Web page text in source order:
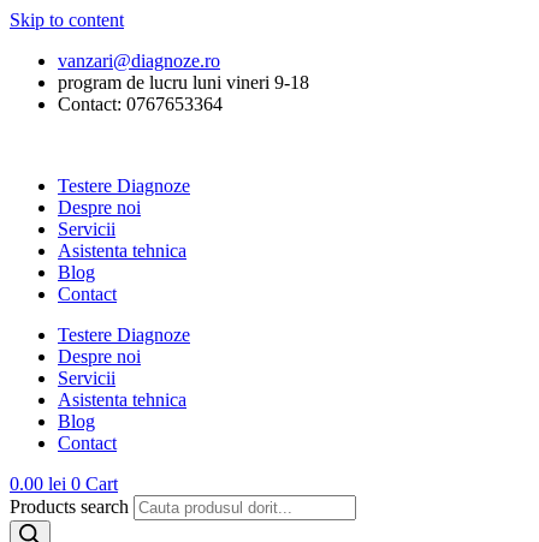
Skip to content
vanzari@diagnoze.ro
program de lucru luni vineri 9-18
Contact: 0767653364
Testere Diagnoze
Despre noi
Servicii
Asistenta tehnica
Blog
Contact
Testere Diagnoze
Despre noi
Servicii
Asistenta tehnica
Blog
Contact
0.00 lei 0 Cart
Products search